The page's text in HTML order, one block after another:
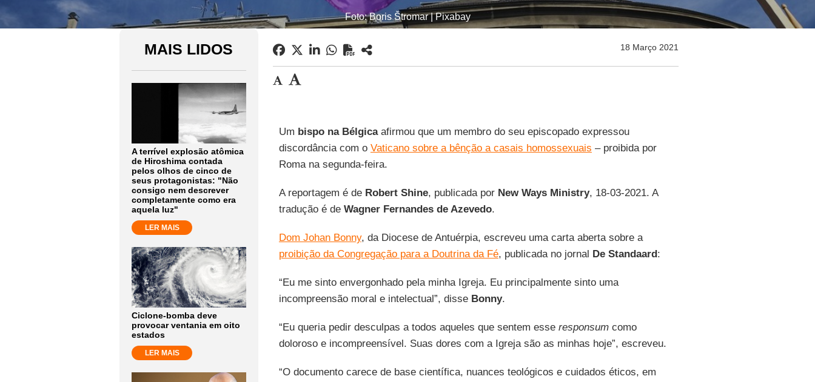
Foto: Boris Štromar | Pixabay
MAIS LIDOS
A terrível explosão atômica
de Hiroshima contada
pelos olhos de cinco de
seus protagonistas: "Não
consigo nem descrever
completamente como era
aquela luz"
LER MAIS
Ciclone-bomba deve
provocar ventania em oito
estados
LER MAIS
18 Março 2021
Um bispo na Bélgicaafirmou que um membro do seu episcopado expressou
discordância com o Vaticano sobre a bênção a casais homossexuais – proibida por
Roma na segunda-feira.
A reportagem é de Robert Shine, publicada por New Ways Ministry, 18-03-2021. A
tradução é de Wagner Fernandes de Azevedo.
Dom Johan Bonny, da Diocese de Antuérpia, escreveu uma carta aberta sobre a
proibição da Congregação para a Doutrina da Fé, publicada no jornal De Standaard:
“Eu me sinto envergonhado pela minha Igreja. Eu principalmente sinto uma
incompreensão moral e intelectual”, disse Bonny.
“Eu queria pedir desculpas a todos aqueles que sentem esse responsumcomo
doloroso e incompreensível. Suas dores com a Igreja são as minhas hoje”, escreveu.
“O documento carece de base científica, nuances teológicos e cuidados éticos, em